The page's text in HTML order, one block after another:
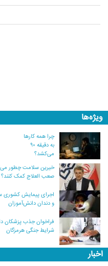
ویژه‌ها
چرا همه کارها
به دقیقه ۹۰
می‌کشد؟
خیرین سلامت چطور
صعب العلاج کمک کنند؟
اجرای پیمایش کشوری
و دندان دانش‌آموزان
فراخوان جذب پزشکان
شرایط جنگی هرمزگان
اخبار